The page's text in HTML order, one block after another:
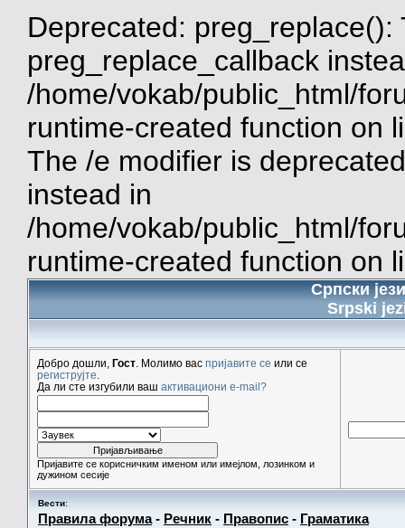
Deprecated:
preg_replace_callback
/home/vokab/public_html/
runtime-created function on
The /e modifier is
instead in
/home/vokab/public_html/
runtime-created function on
Српски
Srpski
Добро дошли, Гост . Молимо вас пријавите се или се
региструјте
Да ли сте изгубили ваш активациони e-mail?
Пријавите се корисничким именом или имејлом, лозинком и
дужином сесије
Вести:
Правила форума- Речник - Правопис - Граматика